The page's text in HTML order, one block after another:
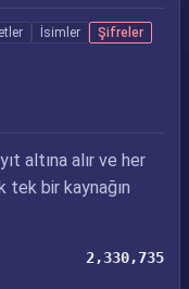
İsimler
Şifreler
altına alır ve her
tek bir kaynağın
2,330,735